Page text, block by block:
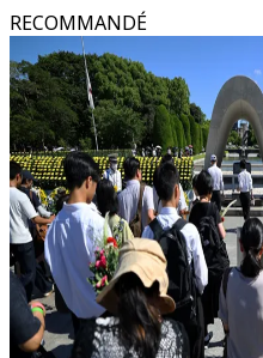
RECOMMANDÉ